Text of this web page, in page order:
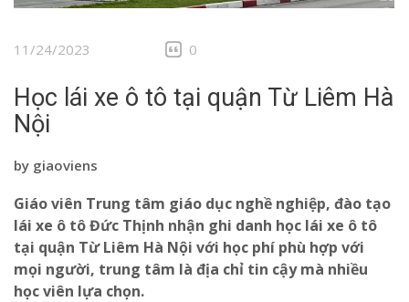
11/24/2023 0
Học lái xe ô tô tại quận Từ Liêm Hà
Nội
by giaoviens
Giáo viên Trung tâm giáo dục nghề nghiệp, đào tạo
lái xe ô tô Đức Thịnh nhận ghi danh học lái xe ô tô
tại quận Từ Liêm Hà Nội với học phí phù hợp với
mọi người, trung tâm là địa chỉ tin cậy mà nhiều
học viên lựa chọn.